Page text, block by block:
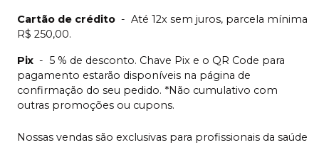
Cartão de crédito - Até 12x sem juros, parcela mínima
R$ 250,00.
Pix - 5 % de desconto. Chave Pix e o QR Code para
pagamento estarão disponíveis na página de
confirmação do seu pedido. *Não cumulativo com
outras promoções ou cupons.
Nossas vendas são exclusivas para profissionais da saúde